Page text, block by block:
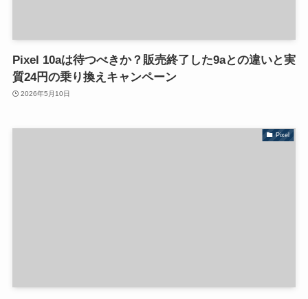
Pixel 10aは待つべきか？販売終了した9aとの違いと実
質24円の乗り換えキャンペーン
2026年5月10日
Pixel